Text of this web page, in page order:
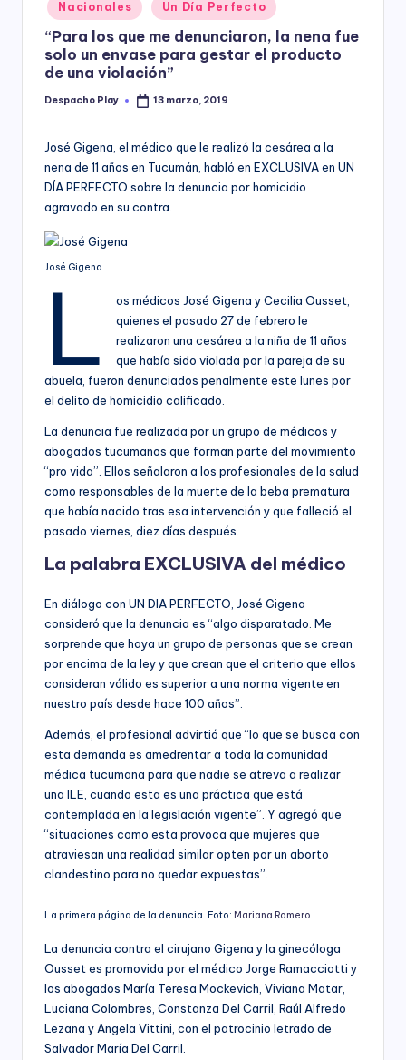
y
in
Nacionales Un Día Perfecto
“Para los que me denunciaron, la nena fue
solo un envase para gestar el producto
de una violación”
Posted
Despacho Play 13 marzo, 2019
José Gigena, el médico que le realizó la cesárea a la
nena de 11 años en Tucumán, habló en EXCLUSIVA en UN
DÍA PERFECTO sobre la denuncia por homicidio
agravado en su contra.
José Gigena
L
os médicos José Gigena y Cecilia Ousset,
quienes el pasado 27 de febrero le
realizaron una cesárea a la niña de 11 años
que había sido violada por la pareja de su
abuela, fueron denunciados penalmente este lunes por
el delito de homicidio calificado.
La denuncia fue realizada por un grupo de médicos y
abogados tucumanos que forman parte del movimiento
“pro vida”. Ellos señalaron a los profesionales de la salud
como responsables de la muerte de la beba prematura
que había nacido tras esa intervención y que falleció el
pasado viernes, diez días después.
La palabra EXCLUSIVA del médico
En diálogo con UN DIA PERFECTO, José Gigena
consideró que la denuncia es “algo disparatado. Me
sorprende que haya un grupo de personas que se crean
por encima de la ley y que crean que el criterio que ellos
consideran válido es superior a una norma vigente en
nuestro país desde hace 100 años”.
Además, el profesional advirtió que “lo que se busca con
esta demanda es amedrentar a toda la comunidad
médica tucumana para que nadie se atreva a realizar
una ILE, cuando esta es una práctica que está
contemplada en la legislación vigente”. Y agregó que
“situaciones como esta provoca que mujeres que
atraviesan una realidad similar opten por un aborto
clandestino para no quedar expuestas”.
La primera página de la denuncia. Foto: Mariana Romero
La denuncia contra el cirujano Gigena y la ginecóloga
Ousset es promovida por el médico Jorge Ramacciotti y
los abogados María Teresa Mockevich, Viviana Matar,
Luciana Colombres, Constanza Del Carril, Raúl Alfredo
Lezana y Angela Vittini, con el patrocinio letrado de
Salvador María Del Carril.